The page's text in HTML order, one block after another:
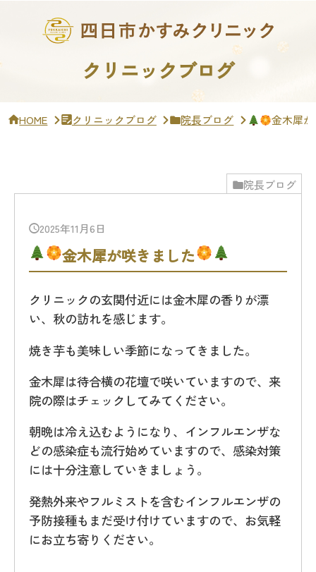
クリニックブログ
HOME クリニックブログ 院長ブログ 金木犀
院長ブログ
2025年11月6日
金木犀が咲きました
クリニックの玄関付近には金木犀の香りが漂
い、秋の訪れを感じます。
焼き芋も美味しい季節になってきました。
金木犀は待合横の花壇で咲いていますので、来
院の際はチェックしてみてください。
朝晩は冷え込むようになり、インフルエンザな
どの感染症も流行始めていますので、感染対策
には十分注意していきましょう。
発熱外来やフルミストを含むインフルエンザの
予防接種もまだ受け付けていますので、お気軽
にお立ち寄りください。